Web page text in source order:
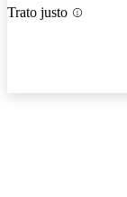
Trato justo